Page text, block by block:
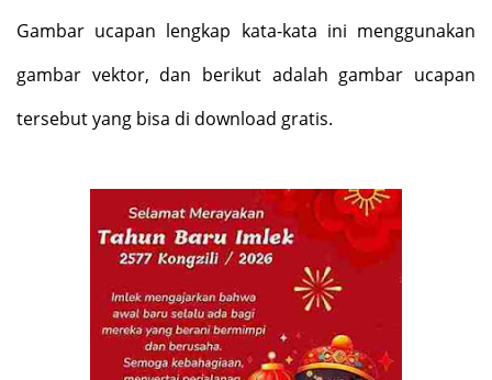
Gambar ucapan lengkap kata-kata ini menggunakan
gambar vektor, dan berikut adalah gambar ucapan
tersebut yang bisa di download gratis.